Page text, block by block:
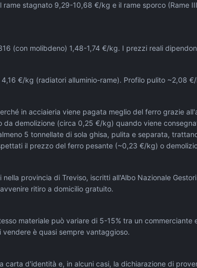
stagnato 9,29-10,68 €/kg e il rame sporco (Rame
(con molibdeno) 1,48-1,74 €/kg. I prezzi reali
€/kg (radiatori alluminio-rame). Profilo pulito ~2,08
in acciaieria viene pagata meglio del ferro grazie
demolizione (circa 0,25 €/kg) quando viene
5 tonnellate di sola ghisa, pulita e separata,
il prezzo del ferro pesante (~0,23 €/kg) o
provincia di Treviso, iscritti all'Albo Nazionale
ritiro a domicilio gratuito.
materiale può variare di 5-15% tra un
è quasi sempre vantaggioso.
d'identità e, in alcuni casi, la dichiarazione di